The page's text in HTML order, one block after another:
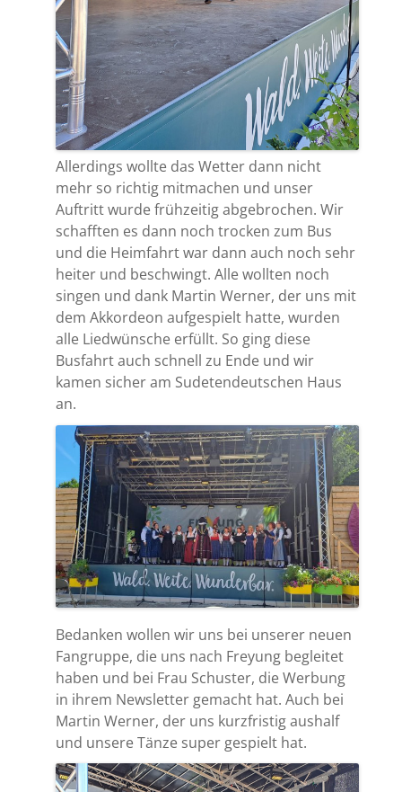
Allerdings wollte das Wetter dann nicht
mehr so richtig mitmachen und unser
Auftritt wurde frühzeitig abgebrochen. Wir
schafften es dann noch trocken zum Bus
und die Heimfahrt war dann auch noch sehr
heiter und beschwingt. Alle wollten noch
singen und dank Martin Werner, der uns mit
dem Akkordeon aufgespielt hatte, wurden
alle Liedwünsche erfüllt. So ging diese
Busfahrt auch schnell zu Ende und wir
kamen sicher am Sudetendeutschen Haus
an.
Bedanken wollen wir uns bei unserer neuen
Fangruppe, die uns nach Freyung begleitet
haben und bei Frau Schuster, die Werbung
in ihrem Newsletter gemacht hat. Auch bei
Martin Werner, der uns kurzfristig aushalf
und unsere Tänze super gespielt hat.